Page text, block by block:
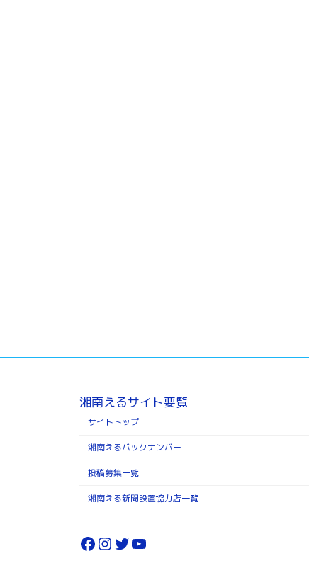
湘南えるサイト要覧
サイトトップ
湘南えるバックナンバー
投稿募集一覧
湘南える新聞設置協力店一覧
Facebook
Instagram
Twitter
YouTube